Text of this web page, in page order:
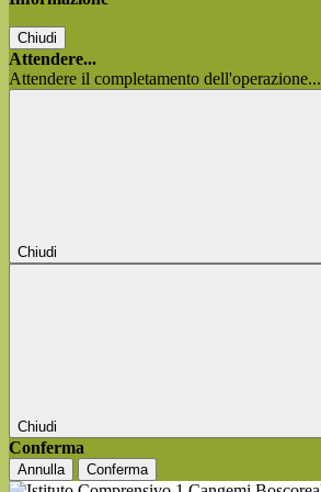
Chiudi
Attendere...
Attendere il completamento dell'operazione...
Chiudi
Chiudi
Conferma
Annulla Conferma